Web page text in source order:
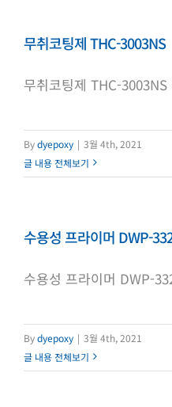
무취코팅제 THC-3003NS
무취코팅제 THC-
Bydyepoxy | 3월 4th, 2021
글 내용 전체보기
수용성 프라이머 DWP-
수용성 프라이머 DWP-
Bydyepoxy | 3월 4th, 2021
글 내용 전체보기